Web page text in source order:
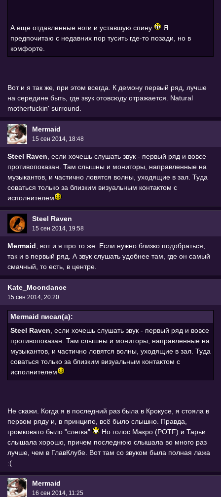
А еще отдавленные ноги и уставшую спину
Я
предпочитаю с недавних пор тусить где-то позади, но в
комфорте.
Вот и я так же, при этом всегда. К демону первый ряд, лучше
на середине быть, где звук отовсюду отражается. Natural
motherfuckin' surround.
Mermaid
15 сен 2014, 18:48
Steel Raven, если хочешь слушать звук - первый ряд и вовсе
противопоказан. Там слышны и мониторы, направленные на
музыкантов, и частично ловятся волны, уходящие в зал. Туда
соваться только за близким визуальным контактом с
исполнителем
Steel Raven
15 сен 2014, 19:58
Mermaid, вот и я про то же. Если нужно близко подобраться,
так и в первый ряд. А звук слушать удобнее там, где он самый
смачный, то есть, в центре.
Kate_Moondance
15 сен 2014, 20:20
Mermaid писал(а):
Steel Raven , если хочешь слушать звук - первый ряд и вовсе
противопоказан. Там слышны и мониторы, направленные на
музыкантов, и частично ловятся волны, уходящие в зал. Туда
соваться только за близким визуальным контактом с
исполнителем
Не скажи. Когда я в последний раз была в Крокусе, я стояла в
первом ряду и, в принципе, всё было слышно. Правда,
громковато было "слегка"
Но голос Макро (POTF) и Тарьи
слышала хорошо, причем последнюю слышала во много раз
лучше, чем в ГлавКлубе. Вот там со звуком была полная лажа
:(
Mermaid
16 сен 2014, 11:25